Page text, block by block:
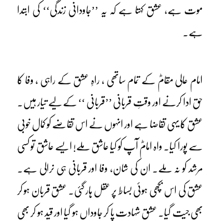
موت ہے، عشق کہتا ہے کہ یہ ’’جاودانی زندگی‘‘ کی ابتدا
ہے۔
امام عالی مقامؓ کے تمام ساتھی ، راہِ عشق کے راہی ، وفا کا
حق ادا کرنے اور وقتِ قربانی ’’قربانی ‘‘ کے لیے تیار ہیں۔
عشق کا یہی تقاضا ہے اور انہوں نے اس تقاضے کو کمال خوبی
سے پورا کیا۔ واہ امامؓ آپ کو کیا عاشق ملے! ایسے عاشق تو کسی
مرشد کو نہ ملے۔ ان کی شان، وفا اور قربانی ہی نرالی ہے۔
عشق کی اس بچھی ہوئی بساط پر عقل ہار گئی۔ عشق قربان ہو کر
بھی جیت گیا۔ عشق شہادت پا کر جاوداں ہو گیا اور قید ہو کر بھی